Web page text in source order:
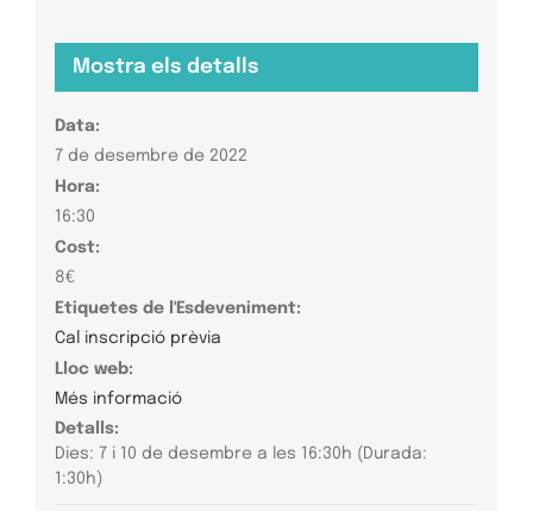
Mostra els detalls
Data:
7 de desembre de 2022
Hora:
16:30
Cost:
8€
Etiquetes de l'Esdeveniment:
Cal inscripció prèvia
Lloc web:
Més informació
Detalls:
Dies: 7 i 10 de desembre a les 16:30h (Durada:
1:30h)